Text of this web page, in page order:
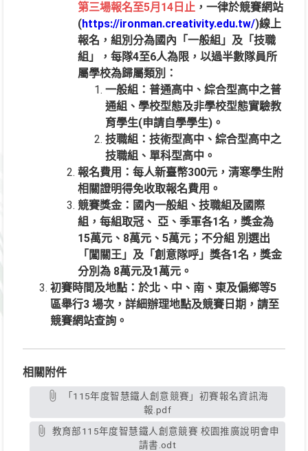
第三場報名至5月14日止 ，一律於競賽網站
(https://ironman.creativity.edu.tw/)線上
報名，組別分為國內「一般組」及「技職
組」，每隊4至6人為限，以過半數隊員所
屬學校為歸屬類別：
一般組：普通高中、綜合型高中之普
通組、學校型態及非學校型態實驗教
育學生(申請自學學生)。
技職組：技術型高中、綜合型高中之
技職組、單科型高中。
報名費用：每人新臺幣300元，清寒學生附
相關證明得免收取報名費用。
競賽獎金：國內一般組、技職組及國際
組，每組取冠、 亞、季軍各1名，獎金為
15萬元、8萬元、5萬元；不分組 別選出
「闖關王」及「創意隊呼」獎各1名，獎金
分別為 8萬元及1萬元。
初賽時間及地點：於北、中、南、東及偏鄉等5
區舉行3 場次，詳細辦理地點及競賽日期，請至
競賽網站查詢。
相關附件
報.pdf
請書.odt